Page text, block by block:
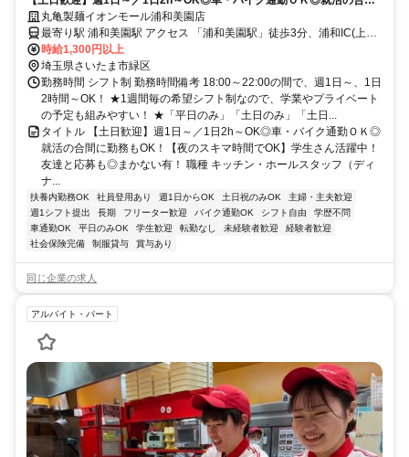
に勤務もOK！【夜のスキマ時間でOK】学生さん活躍中！友達と応募も
◎まかない有！
丸亀製麺イオンモール浦和美園店
最寄り駅 浦和美園駅 アクセス 「浦和美園駅」徒歩3分、浦和IC(上り
出口)より約10分、浦和駅東口～バス有 ★車・バイク通勤OK！ガソリ
ン代も規定支給！駅チカで通勤楽々！ ★自転車通勤も可！（駐輪場
料金は自己負担、店にある場合は利用可）
時給1,300円以上
埼玉県さいたま市緑区
勤務時間 シフト制 勤務時間備考 18:00～22:00の間で、週1日～、1日
2時間～OK！ ★1週間毎の希望シフト制なので、学業やプライベート
の予定も組みやすい！ ★「平日のみ」「土日のみ」「土日...
タイトル 【土日歓迎】週1日～／1日2h～OK◎車・バイク通勤ＯＫ◎
就活の合間に勤務もOK！【夜のスキマ時間でOK】学生さん活躍中！
友達と応募も◎まかない有！ 職種 キッチン・ホールスタッフ（ディ
ナ...
扶養内勤務OK 社員登用あり 週1日からOK 土日祝のみOK
主婦・主夫歓迎
週1シフト提出
長期 フリーター歓迎 バイク通勤OK シフト自由
学歴不問
車通勤OK
平日のみOK 学生歓迎 転勤なし 未経験者歓迎
経験者歓迎
社会保険完備
制服貸与 賞与あり
同じ企業の求人
アルバイト・パート